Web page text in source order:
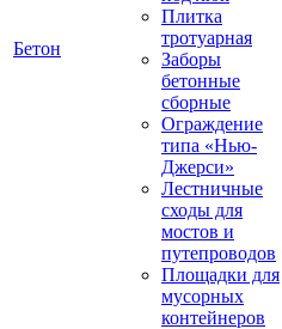
Бетон
Плитка
тротуарная
Заборы
бетонные
сборные
Ограждение
типа «Нью-
Джерси»
Лестничные
сходы для
мостов и
путепроводов
Площадки для
мусорных
контейнеров